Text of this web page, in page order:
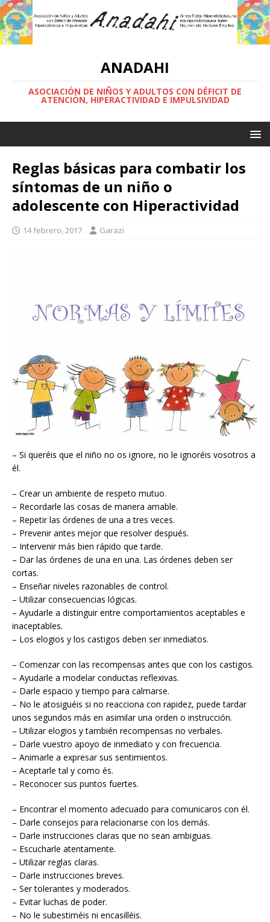
ANADAHI
ASOCIACIÓN DE NIÑOS Y ADULTOS CON DÉFICIT DE
ATENCIÓN, HIPERACTIVIDAD E IMPULSIVIDAD
Reglas básicas para combatir los
síntomas de un niño o
adolescente con Hiperactividad
14 febrero, 2017 Garazi
– Si queréis que el niño no os ignore, no le ignoréis vosotros a
él.
– Crear un ambiente de respeto mutuo.
– Recordarle las cosas de manera amable.
– Repetir las órdenes de una a tres veces.
– Prevenir antes mejor que resolver después.
– Intervenir más bien rápido que tarde.
– Dar las órdenes de una en una. Las órdenes deben ser
cortas.
– Enseñar niveles razonables de control.
– Utilizar consecuencias lógicas.
– Ayudarle a distinguir entre comportamientos aceptables e
inaceptables.
– Los elogios y los castigos deben ser inmediatos.
– Comenzar con las recompensas antes que con los castigos.
– Ayudarle a modelar conductas reflexivas.
– Darle espacio y tiempo para calmarse.
– No le atosiguéis si no reacciona con rapidez, puede tardar
unos segundos más en asimilar una orden o instrucción.
– Utilizar elogios y también recompensas no verbales.
– Darle vuestro apoyo de inmediato y con frecuencia.
– Animarle a expresar sus sentimientos.
– Aceptarle tal y como és.
– Reconocer sus puntos fuertes.
– Encontrar el momento adecuado para comunicaros con él.
– Darle consejos para relacionarse con los demás.
– Darle instrucciones claras que no sean ambiguas.
– Escucharle atentamente.
– Utilizar reglas claras.
– Darle instrucciones breves.
– Ser tolerantes y moderados.
– Evitar luchas de poder.
– No le subestiméis ni encasilléis.